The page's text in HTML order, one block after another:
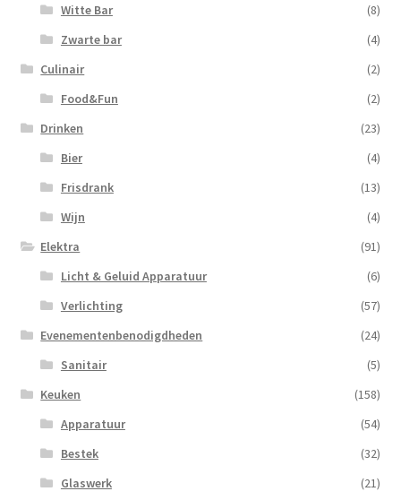
Witte Bar
(8)
Zwarte bar
(4)
Culinair
(2)
Food&Fun
(2)
Drinken
(23)
Bier
(4)
Frisdrank
(13)
Wijn
(4)
Elektra
(91)
Licht & Geluid Apparatuur
(6)
Verlichting
(57)
Evenementenbenodigdheden
(24)
Sanitair
(5)
Keuken
(158)
Apparatuur
(54)
Bestek
(32)
Glaswerk
(21)